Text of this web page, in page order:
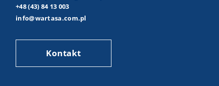
+48 (43) 84 13 003
info@wartasa.com.pl
Kontakt